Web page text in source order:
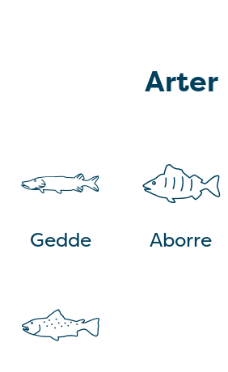
Arter
Gedde Aborre